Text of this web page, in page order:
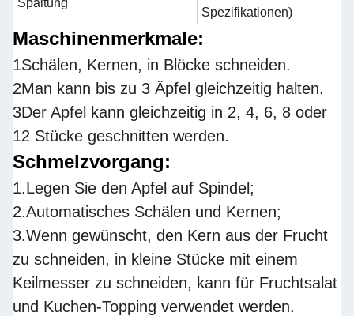
Spaltung
Spezifikationen)
Maschinenmerkmale:
1Schälen, Kernen, in Blöcke schneiden.
2Man kann bis zu 3 Äpfel gleichzeitig halten.
3Der Apfel kann gleichzeitig in 2, 4, 6, 8 oder
12 Stücke geschnitten werden.
Schmelzvorgang:
1.Legen Sie den Apfel auf Spindel;
2.Automatisches Schälen und Kernen;
3.Wenn gewünscht, den Kern aus der Frucht
zu schneiden, in kleine Stücke mit einem
Keilmesser zu schneiden, kann für Fruchtsalat
und Kuchen-Topping verwendet werden.